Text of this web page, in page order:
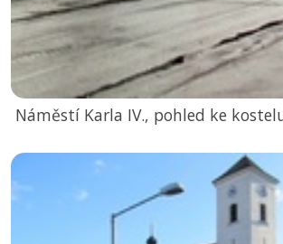
Náměstí Karla IV., pohled ke